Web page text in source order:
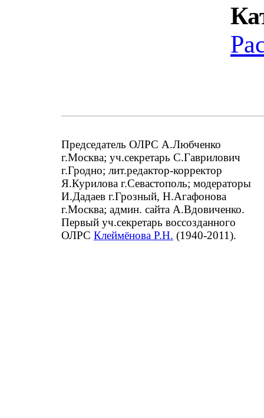
Председатель ОЛРС А.Любченко
г.Москва; уч.секретарь С.Гаврилович
г.Гродно; лит.редактор-корректор
Я.Курилова г.Севастополь; модераторы
И.Дадаев г.Грозный, Н.Агафонова
г.Москва; админ. сайта А.Вдовиченко.
Первый уч.секретарь воссозданного
ОЛРС Клеймёнова Р.Н. (1940-2011).